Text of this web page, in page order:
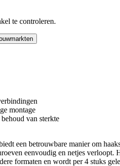
te controleren.
montage
van sterkte
een betrouwbare manier om
eenvoudig en netjes
formaten en wordt per 4 stuks